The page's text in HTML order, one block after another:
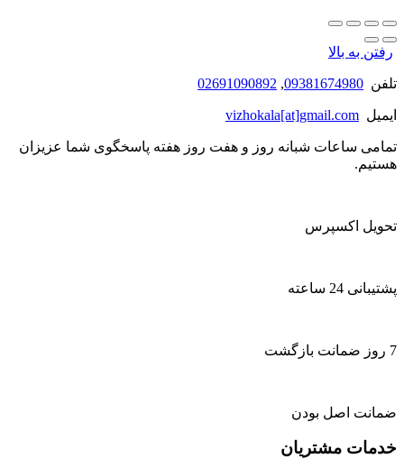
رفتن به بالا
تلفن 09381674980
,
02691090892
ایمیل vizhokala[at]gmail.com
تمامی ساعات شبانه روز و هفت روز هفته پاسخگوی شما عزیزان
هستیم.
تحویل اکسپرس
پشتیبانی 24 ساعته
7 روز ضمانت بازگشت
ضمانت اصل بودن
خدمات مشتریان